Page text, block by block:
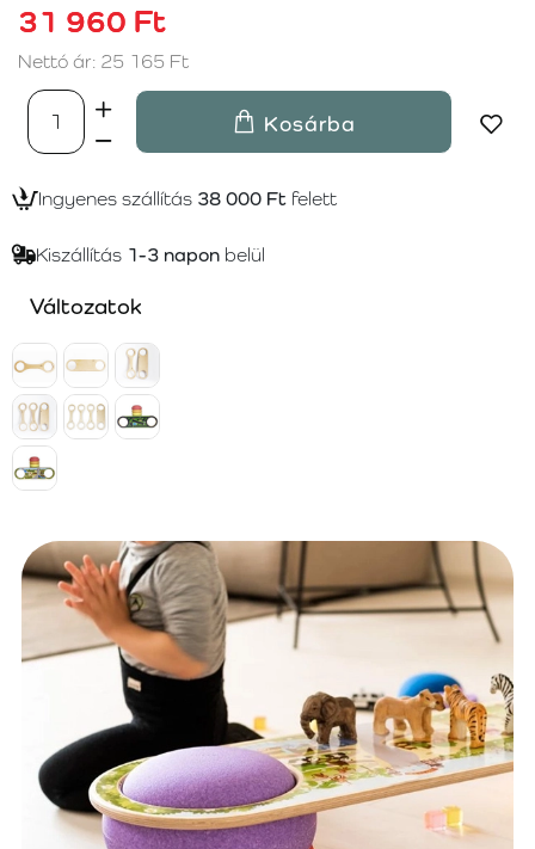
31 960 Ft
Nettó ár: 25 165 Ft
Kosárba
Ingyenes szállítás 38 000 Ft felett
Kiszállítás 1-3 napon belül
Változatok